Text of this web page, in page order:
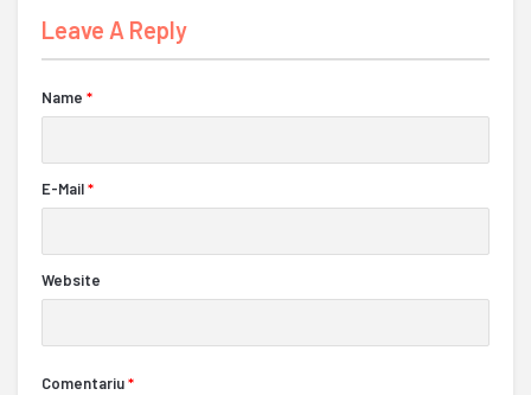
Leave A Reply
Name *
E-Mail*
Website
Comentariu*